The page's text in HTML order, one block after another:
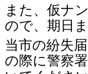
また、仮ナ
ので、期日
当市の紛失
の際に警察